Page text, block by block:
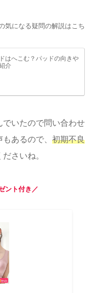
気になる疑問の解説はこち
はへこむ？パッドの向きや
介
いたので問い合わせ
あるので、 初期不良
ださいね。
ント付き／